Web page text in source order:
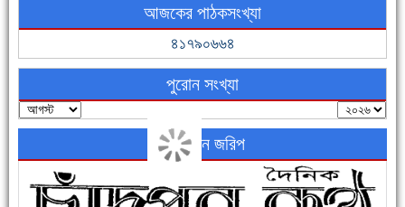
নতুনবাজার ফাঁড়ি পুলিশের অভিযানে ৪০ পিচ ইয়াবাসহ ১ জন গ্রেফতার
আজকের পাঠকসংখ্যা
৪১৭৯০৬৬৪
পুরোন সংখ্যা
অনলাইন জরিপ